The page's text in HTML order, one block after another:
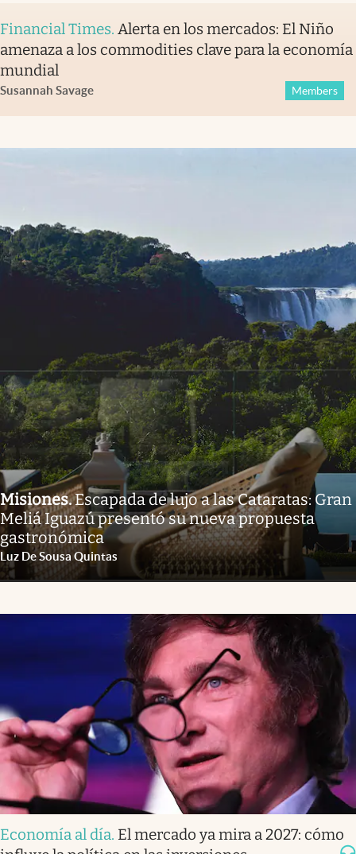
Financial Times. Alerta en los mercados: El Niño
amenaza a los commodities clave para la economía
mundial
Susannah Savage Members
Misiones.Escapada de lujo a las Cataratas: Gran
Meliá Iguazú presentó su nueva propuesta
gastronómica
Luz De Sousa Quintas
Economía al día. El mercado ya mira a 2027: cómo